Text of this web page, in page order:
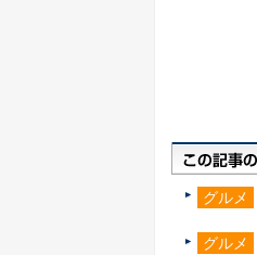
グルメ
グルメ